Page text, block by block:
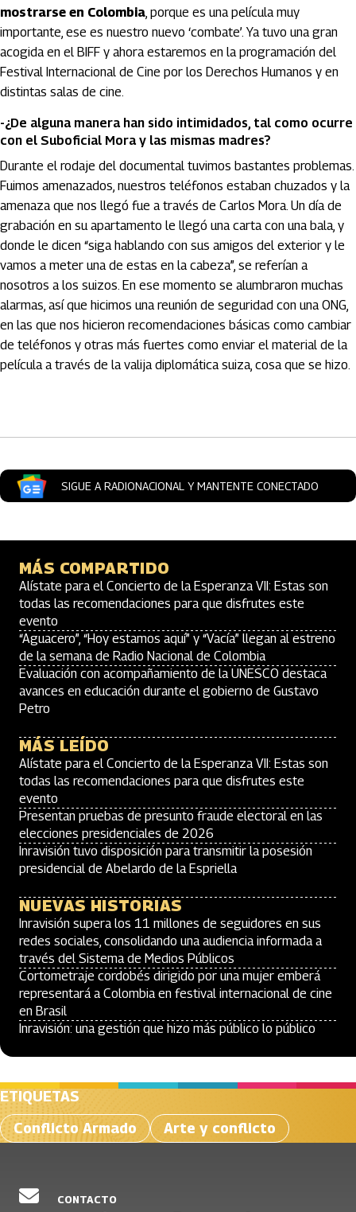
mostrarse en Colombia, porque es una película muy
importante, ese es nuestro nuevo ‘combate’. Ya tuvo una gran
acogida en el BIFF y ahora estaremos en la programación del
Festival Internacional de Cine por los Derechos Humanos y en
distintas salas de cine.
-¿De alguna manera han sido intimidados, tal como ocurre
con el Suboficial Mora y las mismas madres?
Durante el rodaje del documental tuvimos bastantes problemas.
Fuimos amenazados, nuestros teléfonos estaban chuzados y la
amenaza que nos llegó fue a través de Carlos Mora. Un día de
grabación en su apartamento le llegó una carta con una bala, y
donde le dicen “siga hablando con sus amigos del exterior y le
vamos a meter una de estas en la cabeza”, se referían a
nosotros a los suizos. En ese momento se alumbraron muchas
alarmas, así que hicimos una reunión de seguridad con una ONG,
en las que nos hicieron recomendaciones básicas como cambiar
de teléfonos y otras más fuertes como enviar el material de la
película a través de la valija diplomática suiza, cosa que se hizo.
SIGUE A RADIONACIONAL Y MANTENTE CONECTADO
MÁS COMPARTIDO
Alístate para el Concierto de la Esperanza VII: Estas son
todas las recomendaciones para que disfrutes este
evento
“Aguacero”, “Hoy estamos aquí” y “Vacía” llegan al estreno
de la semana de Radio Nacional de Colombia
Evaluación con acompañamiento de la UNESCO destaca
avances en educación durante el gobierno de Gustavo
Petro
MÁS LEÍDO
Alístate para el Concierto de la Esperanza VII: Estas son
todas las recomendaciones para que disfrutes este
evento
Presentan pruebas de presunto fraude electoral en las
elecciones presidenciales de 2026
Inravisión tuvo disposición para transmitir la posesión
presidencial de Abelardo de la Espriella
NUEVAS HISTORIAS
Inravisión supera los 11 millones de seguidores en sus
redes sociales, consolidando una audiencia informada a
través del Sistema de Medios Públicos
Cortometraje cordobés dirigido por una mujer emberá
representará a Colombia en festival internacional de cine
en Brasil
Inravisión: una gestión que hizo más público lo público
ETIQUETAS
Conflicto Armado
Arte y conflicto
CONTACTO